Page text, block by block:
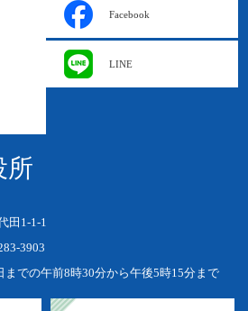
Facebook
LINE
所
田1-1-1
3903
での午前8時30分から午後5時15分まで